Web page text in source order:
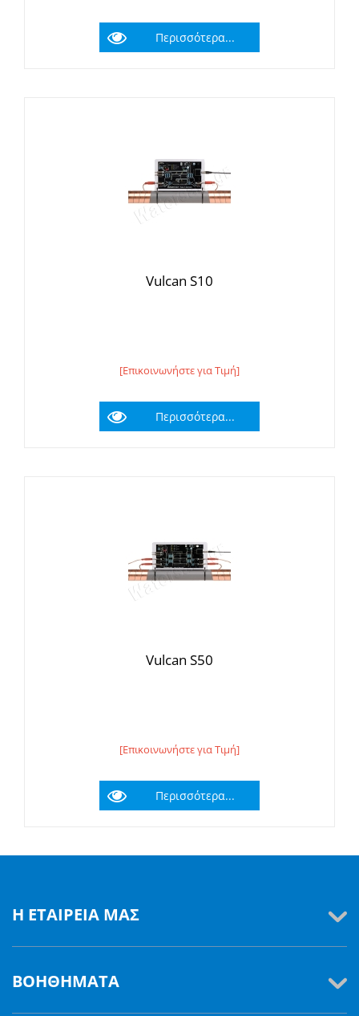
Περισσότερα...
Vulcan S10
[Επικοινωνήστε για Τιμή]
Περισσότερα...
Vulcan S50
[Επικοινωνήστε για Τιμή]
Περισσότερα...
Η ΕΤΑΙΡΕΊΑ ΜΑΣ
ΒΟΗΘΉΜΑΤΑ